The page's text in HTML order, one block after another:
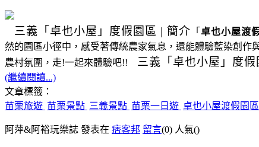
三義 「卓也小屋」度假園區 | 簡介 「 卓也小屋渡
然的園區小徑中，感受著傳統農家氣息，還能體驗藍染創作
農村氛圍，走!一起來體驗吧!!
三義 「卓也小屋」度假
(繼續閱讀...)
文章標籤：
苗栗旅遊 苗栗景點 三義景點 苗栗一日遊 卓也小屋渡假園區
阿萍&阿裕玩樂誌 發表在 痞客邦 留言(0) 人氣()